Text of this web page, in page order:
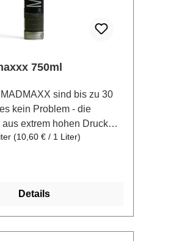
in Kombination
eignet es
ideal für den täglichen
in denen man ein
750ml
sind bis zu 30
kein Problem - die
extrem hohen Druck
Farbe lässt
in 7 verschiedenen
400ml
(10,60 € / 1 Liter)
Details